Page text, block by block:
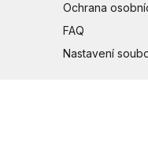
Ochrana
FAQ
Nastavení